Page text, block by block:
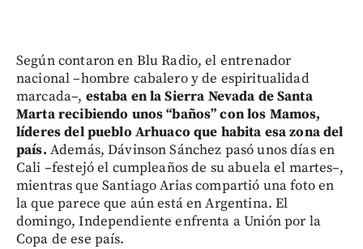
Según contaron en Blu Radio, el entrenador
nacional –hombre cabalero y de espiritualidad
marcada–, estaba en la Sierra Nevada de Santa
Marta recibiendo unos “baños” con los Mamos,
líderes del pueblo Arhuaco que habita esa zona del
país. Además, Dávinson Sánchez pasó unos días en
Cali –festejó el cumpleaños de su abuela el martes–,
mientras que Santiago Arias compartió una foto en
la que parece que aún está en Argentina. El
domingo, Independiente enfrenta a Unión por la
Copa de ese país.